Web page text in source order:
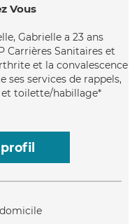
Vous
Gabrielle a 23 ans
Carrières Sanitaires et
et la convalescence
ses services de rappels,
toilette/habillage*